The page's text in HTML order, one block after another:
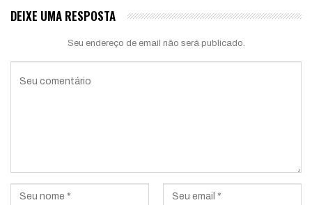
DEIXE UMA RESPOSTA
Seu endereço de email não será publicado.